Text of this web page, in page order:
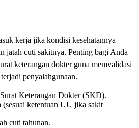
kerja jika kondisi kesehatannya
jatah cuti sakitnya. Penting bagi Anda
keterangan dokter guna memvalidasi
penyalahgunaan.
Keterangan Dokter (SKD).
(sesuai ketentuan UU jika sakit
cuti tahunan.